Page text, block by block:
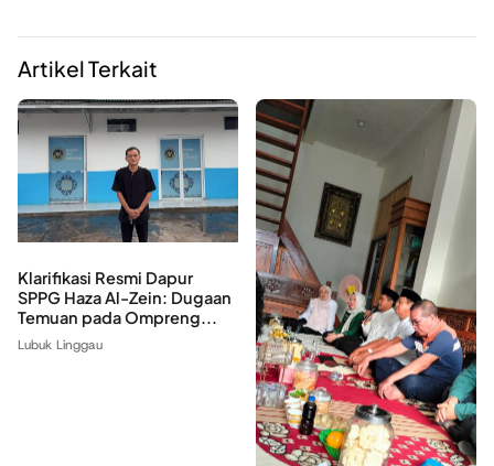
Artikel Terkait
Klarifikasi Resmi Dapur
SPPG Haza Al-Zein: Dugaan
Temuan pada Ompreng...
Lubuk Linggau